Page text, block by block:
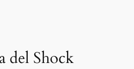
del Shock